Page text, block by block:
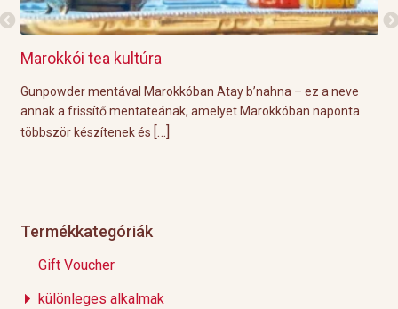
Marokkói tea kultúra
Gunpowder mentával Marokkóban Atay b’nahna – ez a neve
annak a frissítő mentateának, amelyet Marokkóban naponta
többször készítenek és […]
Termékkategóriák
Gift Voucher
különleges alkalmak